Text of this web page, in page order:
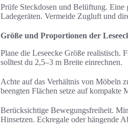
Prüfe Steckdosen und Belüftung. Eine
Ladegeräten. Vermeide Zugluft und
Größe und Proportionen der
Plane die Leseecke Größe realistisch.
solltest du 2,5–3 m Breite einrechnen.
Achte auf das Verhältnis von Möbeln
beengten Flächen setze auf kompakte
Berücksichtige Bewegungsfreiheit.
Hinsetzen. Eckregale oder hängende